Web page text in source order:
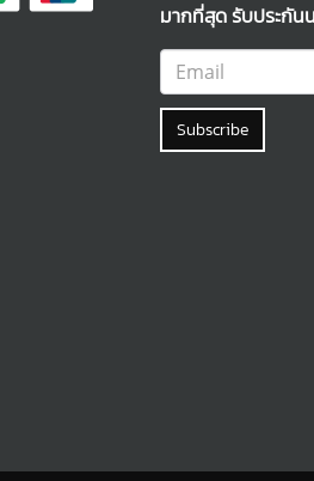
มากที่สุด รับประกัน
Subscribe